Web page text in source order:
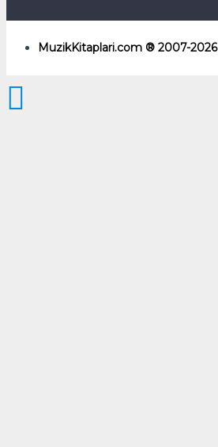
MuzikKitaplari.com ® 2007-2026